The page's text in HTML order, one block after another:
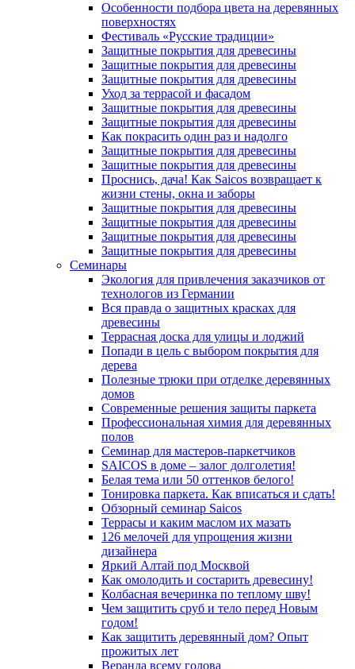
Особенности подбора цвета на деревянных
поверхностях
Фестиваль «Русские традиции»
Защитные покрытия для древесины
Защитные покрытия для древесины
Защитные покрытия для древесины
Уход за террасой и фасадом
Защитные покрытия для древесины
Защитные покрытия для древесины
Как покрасить один раз и надолго
Защитные покрытия для древесины
Защитные покрытия для древесины
Проснись, дача! Как Saicos возвращает к
жизни стены, окна и заборы
Защитные покрытия для древесины
Защитные покрытия для древесины
Защитные покрытия для древесины
Защитные покрытия для древесины
Семинары
Экология для привлечения заказчиков от
технологов из Германии
Вся правда о защитных красках для
древесины
Террасная доска для улицы и лоджий
Попади в цель с выбором покрытия для
дерева
Полезные трюки при отделке деревянных
домов
Современные решения защиты паркета
Профессиональная химия для деревянных
полов
Семинар для мастеров-паркетчиков
SAICOS в доме – залог долголетия!
Белая тема или 50 оттенков белого!
Тонировка паркета. Как вписаться и сдать!
Обзорный семинар Saicos
Террасы и каким маслом их мазать
126 мелочей для упрощения жизни
дизайнера
Яркий Алтай под Москвой
Как омолодить и состарить древесину!
Колбасная вечеринка по теплому шву!
Чем защитить сруб и тело перед Новым
годом!
Как защитить деревянный дом? Опыт
прожитых лет
Веранда всему голова